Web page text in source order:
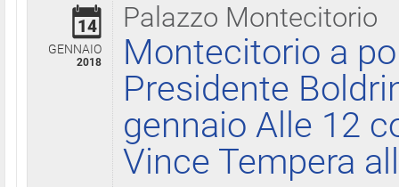
Palazzo Montecitorio
14
GENNAIO
2018
Montecitorio a
Presidente
gennaio Alle 12
Vince Tempera